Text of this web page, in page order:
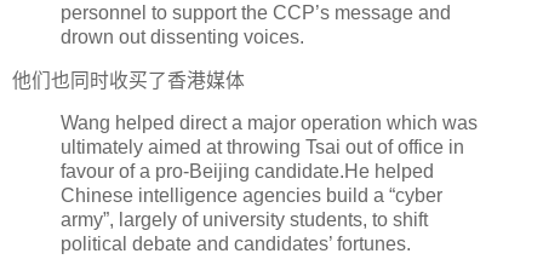
personnel to support the CCP’s message and
drown out dissenting voices.
他们也同时收买了香港媒体
Wang helped direct a major operation which was
ultimately aimed at throwing Tsai out of office in
favour of a pro-Beijing candidate.He helped
Chinese intelligence agencies build a “cyber
army”, largely of university students, to shift
political debate and candidates’ fortunes.